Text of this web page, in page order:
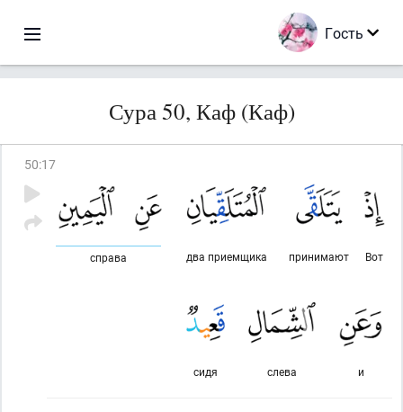
Гость
Сура 50, Каф (Каф)
50:17
Вот
принимают
два приемщика
справа
и
слева
сидя